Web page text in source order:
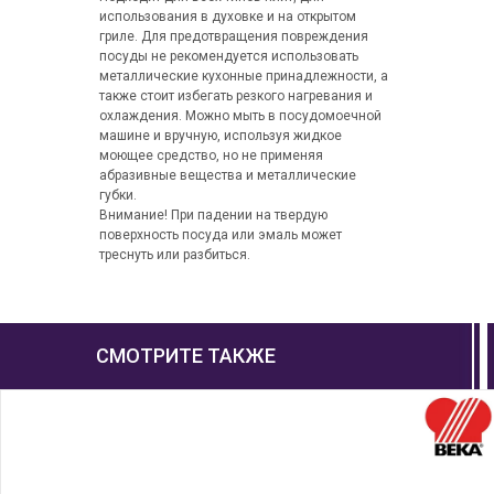
использования в духовке и на открытом
гриле. Для предотвращения повреждения
посуды не рекомендуется использовать
металлические кухонные принадлежности, а
также стоит избегать резкого нагревания и
охлаждения. Можно мыть в посудомоечной
машине и вручную, используя жидкое
моющее средство, но не применяя
абразивные вещества и металлические
губки.
Внимание! При падении на твердую
поверхность посуда или эмаль может
треснуть или разбиться.
СМОТРИТЕ ТАКЖЕ